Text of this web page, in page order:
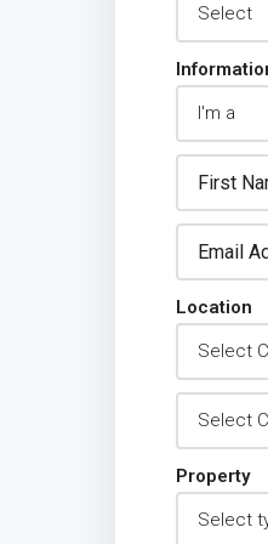
Location
Property